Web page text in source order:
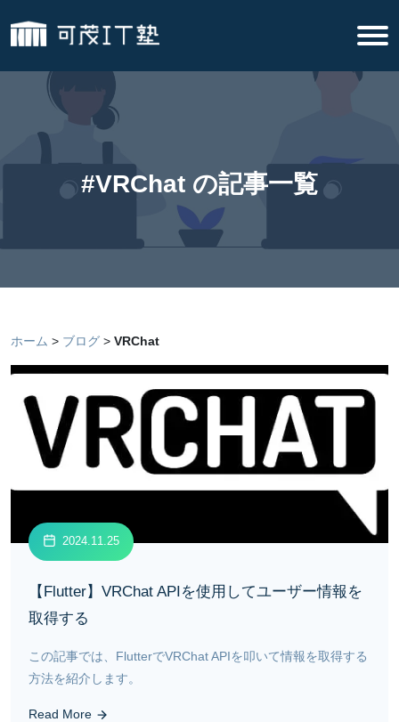
#VRChat の記事一覧
ホーム ブログ VRChat
2024.11.25
【Flutter】VRChat APIを使用してユーザー情報を
取得する
この記事では、FlutterでVRChat APIを叩いて情報を取得する
方法を紹介します。
Read More